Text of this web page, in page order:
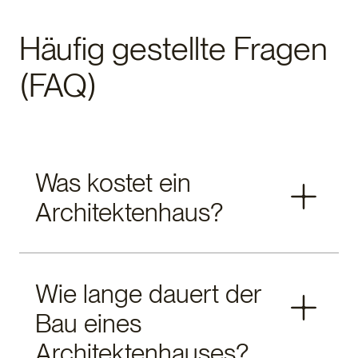
Häufig gestellte Fragen
(FAQ)
Was kostet ein
Architektenhaus?
Die Kosten für ein Architektenhaus können stark
variieren und hängen von Größe, Komplexität,
Ausstattung und Materialwahl ab. Bei einem
klassisch gebauten Architektenhaus sind die Kosten
oft schwer kalkulierbar. Ein in Fertigbauweise
Wie lange dauert der
Bau eines